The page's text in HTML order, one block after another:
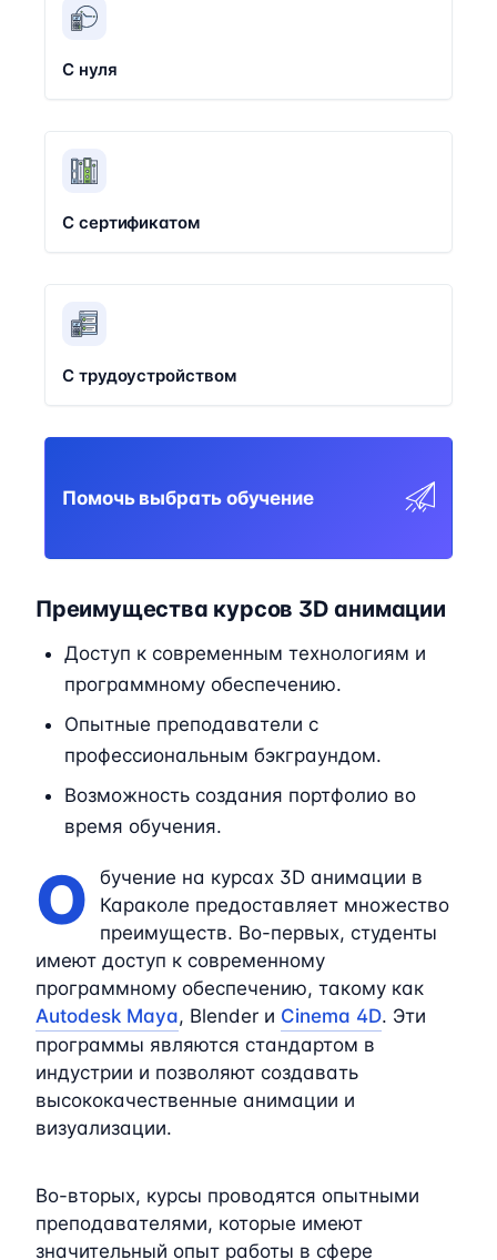
С нуля
С сертификатом
С трудоустройством
Помочь выбрать обучение
Преимущества курсов 3D анимации
Доступ к современным технологиям и
программному обеспечению.
Опытные преподаватели с
профессиональным бэкграундом.
Возможность создания портфолио во
время обучения.
О
бучение на курсах 3D анимации в
Караколе предоставляет множество
преимуществ. Во-первых, студенты
имеют доступ к современному
программному обеспечению, такому как
Autodesk Maya, Blender и Cinema 4D. Эти
программы являются стандартом в
индустрии и позволяют создавать
высококачественные анимации и
визуализации.
Во-вторых, курсы проводятся опытными
преподавателями, которые имеют
значительный опыт работы в сфере